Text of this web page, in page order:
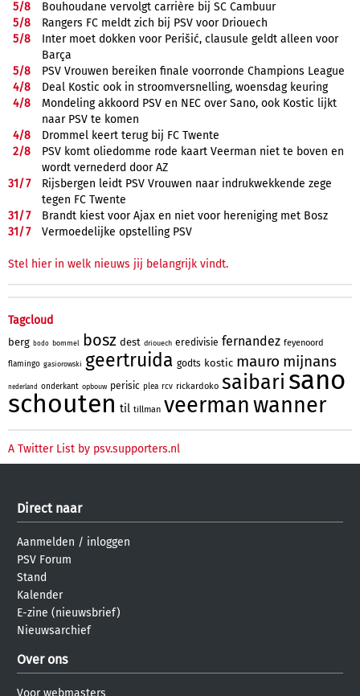
5/8
Bouhoudane vervolgt carrière bij SC Cambuur
5/8
Rangers FC meldt zich bij PSV voor Driouech
5/8
Inter moet dokken voor Perišić, clausule geldt alleen voor
Barça
5/8
PSV Vrouwen bereiken finale voorronde Champions League
4/8
Deal Kostic ook in stroomversnelling, woensdag keuring
4/8
Mondeling akkoord PSV en NEC over Sano, ook Kostic lijkt
naar PSV te komen
4/8
Drommel keert terug bij FC Twente
2/8
PSV komt oliedomme rode kaart Veerman niet te boven en
wordt vernederd door AZ
31/7
Rijsbergen leidt PSV Vrouwen naar indrukwekkende zege
tegen FC Twente
31/7
Brandt kiest voor Ajax en niet voor hereniging met Bosz
31/7 Vermoedelijke opstelling PSV
Stel hier in welk nieuws jij belangrijk vindt.
Tagcloud
berg bodo bommel bosz dest driouech eredivisie fernandez feyenoord
flamingo gasiorowski geertruida godts kostic mauro mijnans
nederland onderkant opbouw perisic plea rcv rickardoko saibari sano
schouten til tillman veermanwanner
A Twitter List by psv.supporters.nl
Direct naar
Aanmelden / inloggen
PSV Forum
Stand
Kalender
E-zine (nieuwsbrief)
Nieuwsarchief
Over ons
Voor webmasters